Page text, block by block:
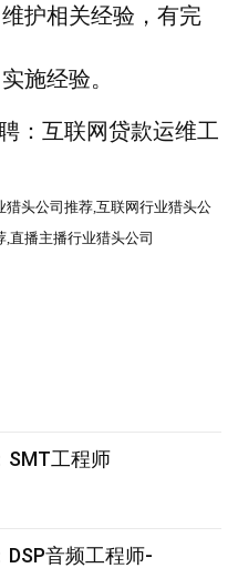
护相关经验，有完
施经验。
猎头公司 推荐,互联网行业猎头公
,直播主播行业猎头公司
SMT工程师
音频工程师-